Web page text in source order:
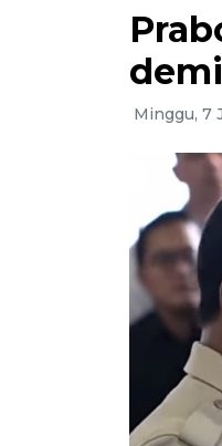
Minggu, 7